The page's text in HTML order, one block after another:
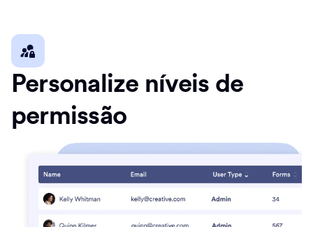
Personalize níveis de
permissão